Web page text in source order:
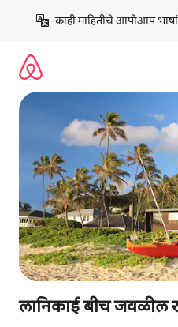
काही माहितीचे आपोआप
लानिकाई बीच जवळील